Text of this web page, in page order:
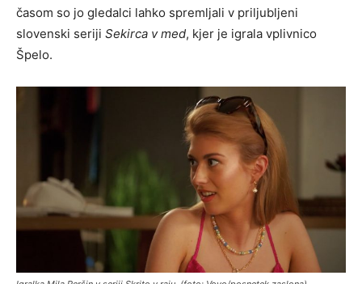
časom so jo gledalci lahko spremljali v priljubljeni
slovenski seriji Sekirca v med, kjer je igrala vplivnico
Špelo.